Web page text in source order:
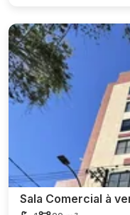
Sala Comercial à